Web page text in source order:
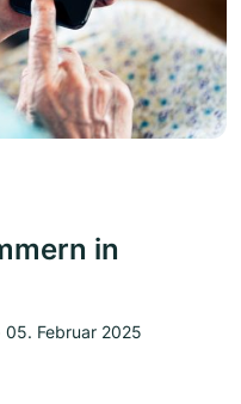
in
05. Februar 2025